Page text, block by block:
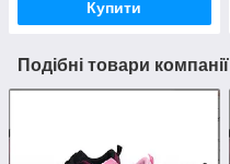
Купити
Подібні товари компанії